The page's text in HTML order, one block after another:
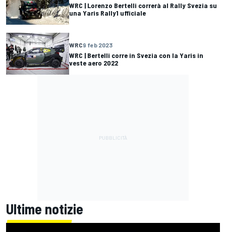
WRC | Lorenzo Bertelli correrà al Rally Svezia su
una Yaris Rally1 ufficiale
WRC9 feb 2023
WRC | Bertelli corre in Svezia con la Yaris in
veste aero 2022
Ultime notizie